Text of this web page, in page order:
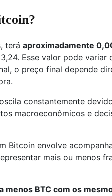
terá aproximadamente
Esse valor pode variar
o preço final depende
constantemente
macroeconômicos e
Bitcoin envolve
mais ou menos
menos BTC com os